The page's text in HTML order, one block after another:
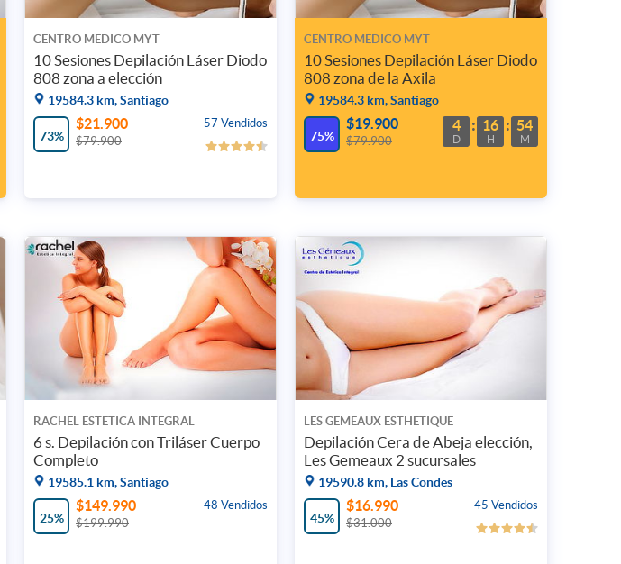
CENTRO MEDICO MYT
10 Sesiones Depilación Láser Diodo
808 zona a elección
19584.3 km, Santiago
73%
57 Vendidos
$21.900
$79.900
CENTRO MEDICO MYT
10 Sesiones Depilación Láser Diodo
808 zona de la Axila
19584.3 km, Santiago
75%
4
D
16
H
54
M
$19.900
$79.900
RACHEL ESTETICA INTEGRAL
6 s. Depilación con Triláser Cuerpo
Completo
19585.1 km, Santiago
25%
48 Vendidos
$149.990
$199.990
LES GEMEAUX ESTHETIQUE
Depilación Cera de Abeja elección,
Les Gemeaux 2 sucursales
19590.8 km, Las Condes
45%
45 Vendidos
$16.990
$31.000